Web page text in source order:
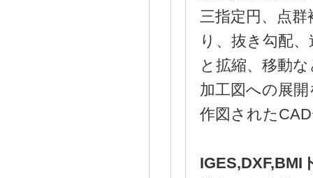
三指定円、点
り、抜き勾配
と拡縮、移動
加工図への展
作図された
IGES,DXF,BMI